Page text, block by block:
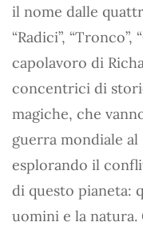
il nome dalle
“Radici”, “Tronco”,
capolavoro di
concentrici di
magiche, che
guerra mondiale
esplorando il
di questo pianeta:
uomini e la natura.